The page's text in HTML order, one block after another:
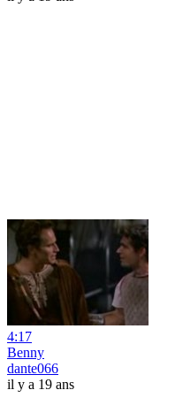
4:17
Benny
dante066
il y a 19 ans